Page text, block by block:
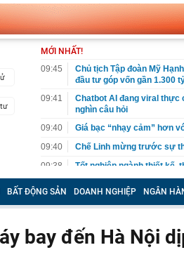
MỚI NHẤT!
09:45
Chủ tịch Tập đoàn Mỹ
đầu tư góp vốn gần 1.300
09:41
Chatbot AI đang viral
nghìn câu hỏi
09:40
Giá bạc “nhạy cảm” hơn
09:40
Chế Linh mừng trước sự
09:38
Tốt nghiệp ngành thiết kế,
đồng/ tháng để bỏ việc về
09:32
Vừa rộ tin Trấn Thành làm
Ngọc Vàng đóng chính
09:29
Bãi biển dài 7km ở miền
BẤT ĐỘNG SẢN DOANH NGHIỆP NGÂN
bay đến Hà Nội